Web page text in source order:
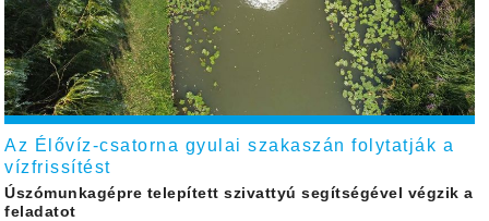
Az Élővíz-csatorna gyulai szakaszán folytatják a
vízfrissítést
Úszómunkagépre telepített szivattyú segítségével végzik a
feladatot